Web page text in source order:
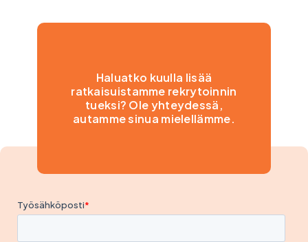
Haluatko kuulla lisää
ratkaisuistamme rekrytoinnin
tueksi? Ole yhteydessä,
autamme sinua mielellämme.